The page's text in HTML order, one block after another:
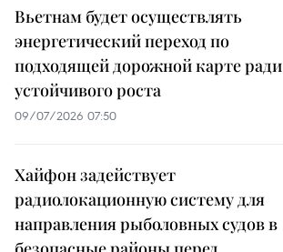
Вьетнам будет осуществлять
энергетический переход по
подходящей дорожной карте ради
устойчивого роста
09/07/2026 07:50
Хайфон задействует
радиолокационную систему для
направления рыболовных судов в